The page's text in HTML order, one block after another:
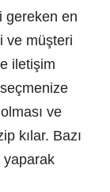
gereken en
ve müşteri
iletişim
ve
kılar. Bazı
yaparak